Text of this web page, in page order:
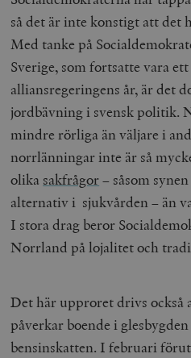
så det är inte konstigt att det
Med tanke på
Sverige, som fortsatte vara
alliansregeringens år, är det
jordbävning i svensk politik.
mindre rörliga än väljare i
norrlänningar inte är så
olika sakfrågor– såsom
alternativ i sjukvården – än
I stora drag beror
Norrland på lojalitet och
Det här upproret drivs också
påverkar boende i
bensinskatten. I februari